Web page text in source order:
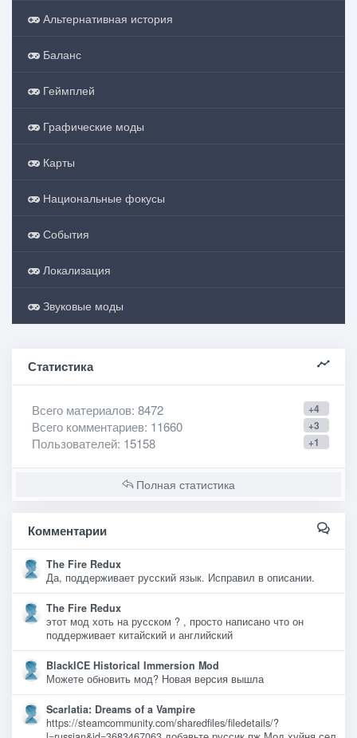
Альтернативная история
Баланс
Геймплей
Графические моды
Карты
Национальные фокусы
События
Локализация
Звуковые моды
Статистика
+4
Всего материалов: 8472
+3
Всего комментариев: 11660
+1
Пользователей: 15158
Полная статистика
Комментарии
The Fire Redux
Да, поддерживает русский язык. Исправил в описании.
The Fire Redux
этот мод хоть на русском ? , просто написано что он
поддерживает китайский и английский
BlackICE Historical Immersion Mod
Можете обновить мод? Новая версия вышла
Scarlatia: Dreams of a Vampire
https://steamcommunity.com/sharedfiles/filedetails/?